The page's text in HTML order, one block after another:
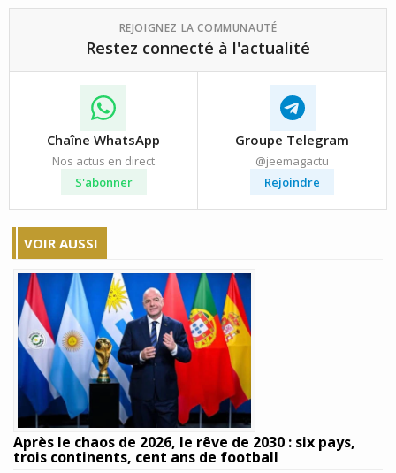
REJOIGNEZ LA COMMUNAUTÉ
Restez connecté à l'actualité
Chaîne WhatsApp
Nos actus en direct
S'abonner
Groupe Telegram
@jeemagactu
Rejoindre
VOIR AUSSI
Après le chaos de 2026, le rêve de 2030 : six pays,
trois continents, cent ans de football